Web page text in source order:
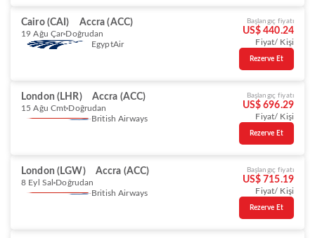
Cairo (CAI) Accra (ACC)
19 Ağu Çar Doğrudan
EgyptAir
Başlangıç fiyatı
US$ 440.24
Fiyat/ Kişi
Rezerve Et
London (LHR) Accra (ACC)
15 Ağu Cmt Doğrudan
British Airways
Başlangıç fiyatı
US$ 696.29
Fiyat/ Kişi
Rezerve Et
London (LGW) Accra (ACC)
8 Eyl Sal Doğrudan
British Airways
Başlangıç fiyatı
US$ 715.19
Fiyat/ Kişi
Rezerve Et